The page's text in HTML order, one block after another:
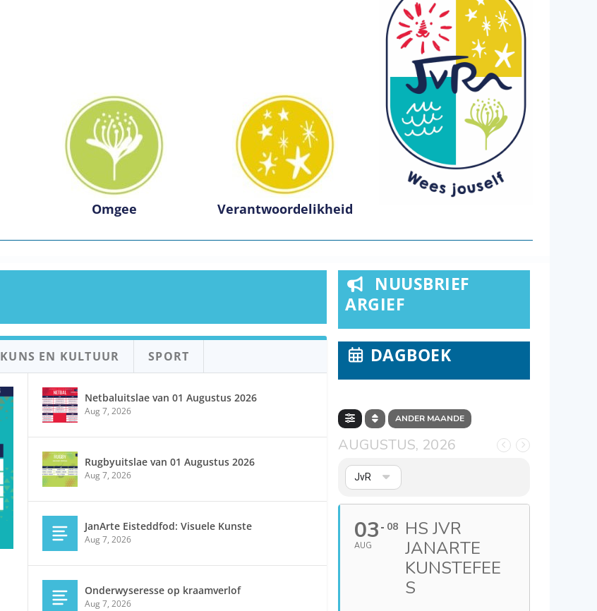
Omgee Verantwoordelikheid
KUNS EN KULTUUR SPORT
Netbaluitslae van 01 Augustus 2026
Aug 7, 2026
Rugbyuitslae van 01 Augustus 2026
Aug 7, 2026
JanArte Eisteddfod: Visuele Kunste
Aug 7, 2026
Onderwyseresse op kraamverlof
Aug 7, 2026
NUUSBRIEF
ARGIEF
DAGBOEK
ANDER MAANDE
AUGUSTUS, 2026
JvR
03
AUG
08
HS JVR
JANARTE
KUNSTEFEE
S